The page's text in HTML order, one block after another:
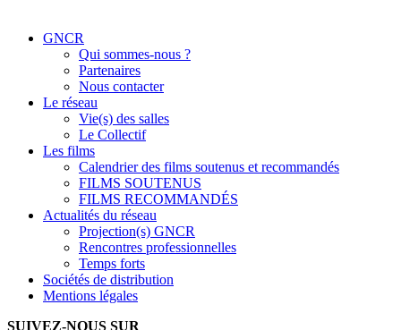
GNCR
Qui sommes-nous ?
Partenaires
Nous contacter
Le réseau
Vie(s) des salles
Le Collectif
Les films
Calendrier des films soutenus et recommandés
FILMS SOUTENUS
FILMS RECOMMANDÉS
Actualités du réseau
Projection(s) GNCR
Rencontres professionnelles
Temps forts
Sociétés de distribution
Mentions légales
SUIVEZ-NOUS SUR